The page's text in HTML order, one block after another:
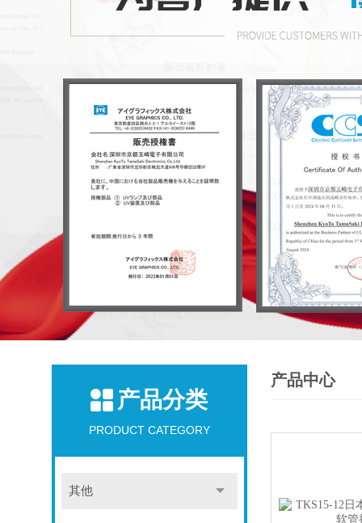
产品分类
PRODUCT CATEGORY
其他
产品中心